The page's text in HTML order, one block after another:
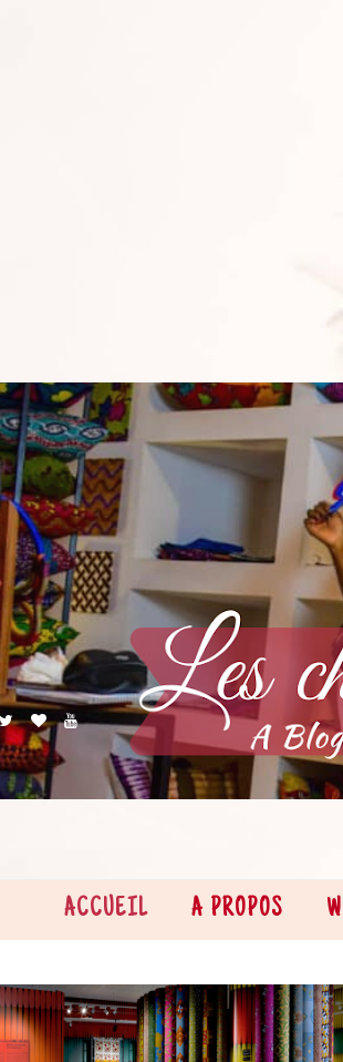
ACCUEIL A PROPOS